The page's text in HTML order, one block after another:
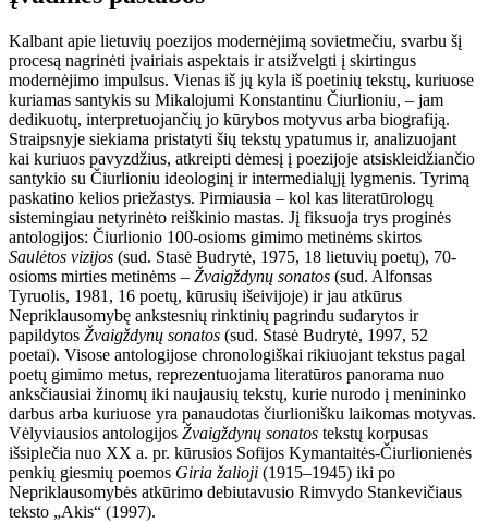
Kalbant apie lietuvių poezijos modernėjimą sovietmečiu, svarbu šį
procesą nagrinėti įvairiais aspektais ir atsižvelgti į skirtingus
modernėjimo impulsus. Vienas iš jų kyla iš poetinių tekstų, kuriuose
kuriamas santykis su Mikalojumi Konstantinu Čiurlioniu, – jam
dedikuotų, interpretuojančių jo kūrybos motyvus arba biografiją.
Straipsnyje siekiama pristatyti šių tekstų ypatumus ir, analizuojant
kai kuriuos pavyzdžius, atkreipti dėmesį į poezijoje atsiskleidžiančio
santykio su Čiurlioniu ideologinį ir intermedialųjį lygmenis. Tyrimą
paskatino kelios priežastys. Pirmiausia – kol kas literatūrologų
sistemingiau netyrinėto reiškinio mastas. Jį fiksuoja trys proginės
antologijos: Čiurlionio 100-osioms gimimo metinėms skirtos
Saulėtos vizijos (sud. Stasė Budrytė, 1975, 18 lietuvių poetų), 70-
osioms mirties metinėms – Žvaigždynų sonatos (sud. Alfonsas
Tyruolis, 1981, 16 poetų, kūrusių išeivijoje) ir jau atkūrus
Nepriklausomybę ankstesnių rinktinių pagrindu sudarytos ir
papildytos Žvaigždynų sonatos (sud. Stasė Budrytė, 1997, 52
poetai). Visose antologijose chronologiškai rikiuojant tekstus pagal
poetų gimimo metus, reprezentuojama literatūros panorama nuo
anksčiausiai žinomų iki naujausių tekstų, kurie nurodo į menininko
darbus arba kuriuose yra panaudotas čiurlionišku laikomas motyvas.
Vėlyviausios antologijos Žvaigždynų sonatos tekstų korpusas
išsiplečia nuo XX a. pr. kūrusios Sofijos Kymantaitės-Čiurlionienės
penkių giesmių poemos Giria žalioji (1915–1945) iki po
Nepriklausomybės atkūrimo debiutavusio Rimvydo Stankevičiaus
teksto „Akis“ (1997).